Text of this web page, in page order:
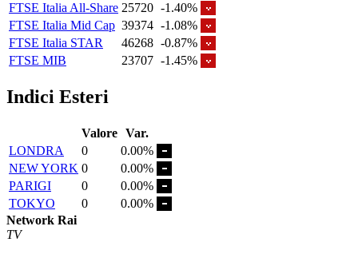
FTSE Italia All-Share 25720 -1.40%
FTSE Italia Mid Cap 39374 -1.08%
FTSE Italia STAR
46268 -0.87%
FTSE MIB
23707 -1.45%
Indici Esteri
Valore Var.
LONDRA
0
0.00%
NEW YORK 0
0.00%
PARIGI
0
0.00%
TOKYO
0
0.00%
Network Rai
TV